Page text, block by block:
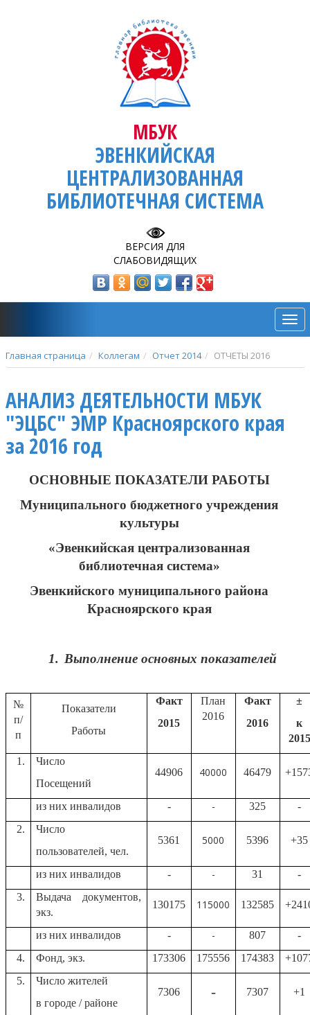
МБУК
ЭВЕНКИЙСКАЯ
ЦЕНТРАЛИЗОВАННАЯ
БИБЛИОТЕЧНАЯ СИСТЕМА
ВЕРСИЯ ДЛЯ
СЛАБОВИДЯЩИХ
Главная страница Коллегам Отчет 2014 ОТЧЕТЫ 2016
АНАЛИЗ ДЕЯТЕЛЬНОСТИ МБУК
"ЭЦБС" ЭМР Красноярского края
за 2016 год
ОСНОВНЫЕ ПОКАЗАТЕЛИ РАБОТЫ
Муниципального бюджетного учреждения
культуры
«Эвенкийская централизованная
библиотечная система»
Эвенкийского муниципального района
Красноярского края
1. Выполнение основных показателей
№
п/
п
Показатели
Работы
Факт
2015
План
2016
Факт
2016
±
к
2015
1.
Число
Посещений
44906 40000 46479
из них инвалидов - - 325
-
2.
Число
пользователей, чел.
5361 5000 5396 +35
из них инвалидов - - 31
-
3.
Выдача документов,
экз.
130175 115000 132585
из них инвалидов - - 807
-
4.
Фонд, экз. 173306 175556 174383
5.
Число жителей
в городе / районе
7306 - 7307 +1